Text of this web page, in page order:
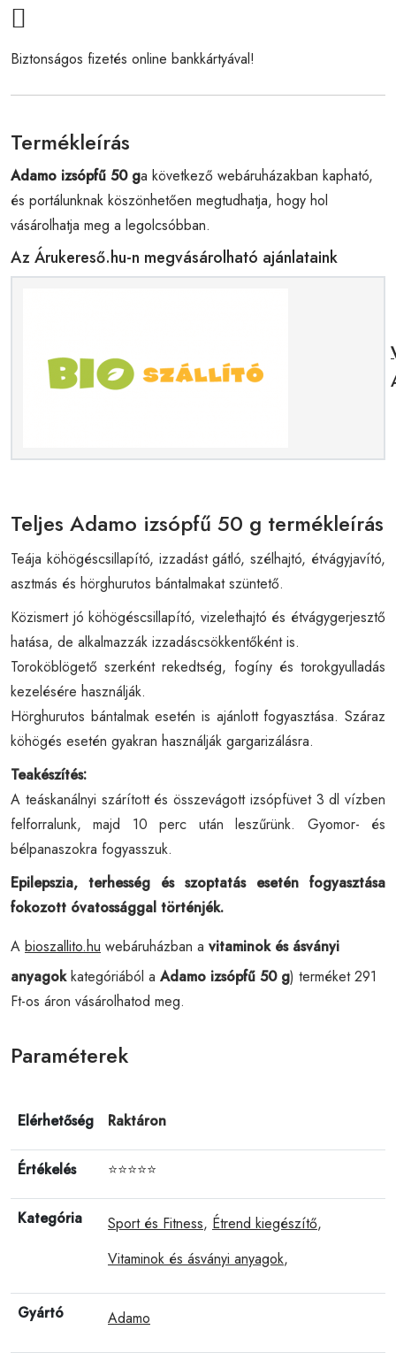
Biztonságos fizetés online bankkártyával!
Termékleírás
Adamo izsópfű 50 ga következő webáruházakban kapható,
és portálunknak köszönhetően megtudhatja, hogy hol
vásárolhatja meg a legolcsóbban.
Az Árukereső.hu-n megvásárolható ajánlataink
Teljes Adamo izsópfű 50 g termékleírás
Teája köhögéscsillapító, izzadást gátló, szélhajtó, étvágyjavító,
asztmás és hörghurutos bántalmakat szüntető.
Közismert jó köhögéscsillapító, vizelethajtó és étvágygerjesztő
hatása, de alkalmazzák izzadáscsökkentőként is.
Toroköblögető szerként rekedtség, fogíny és torokgyulladás
kezelésére használják.
Hörghurutos bántalmak esetén is ajánlott fogyasztása. Száraz
köhögés esetén gyakran használják gargarizálásra.
Teakészítés:
A teáskanálnyi szárított és összevágott izsópfüvet 3 dl vízben
felforralunk, majd 10 perc után leszűrünk. Gyomor- és
bélpanaszokra fogyasszuk.
Epilepszia, terhesség és szoptatás esetén fogyasztása
fokozott óvatossággal történjék.
A bioszallito.hu webáruházban a vitaminok és ásványi
anyagokkategóriából a Adamo izsópfű 50 g) terméket 291
Ft-os áron vásárolhatod meg.
Paraméterek
Elérhetőség Raktáron
Értékelés ⭐⭐⭐⭐⭐
Kategória Sport és Fitness, Étrend kiegészítő,
Vitaminok és ásványi anyagok,
Gyártó Adamo